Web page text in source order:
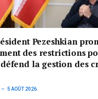
Pezeshkian
des restrictions
la gestion des
5 AOÛT 2026